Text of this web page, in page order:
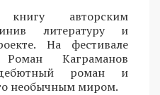
авторским
литературу и
На фестивале
Каграманов
роман и
необычным миром.